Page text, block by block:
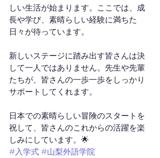
しい生活が始まります。ここでは、成
長や学び、素晴らしい経験に満ちた
日々が待っています。
新しいステージに踏み出す皆さんは決
して一人ではありません。先生や先輩
たちが、皆さんの一歩一歩をしっかり
サポートしてくれます。
日本での素晴らしい冒険のスタートを
祝して、皆さんのこれからの活躍を楽
しみにしています。🌟
#入学式#山梨外語学院